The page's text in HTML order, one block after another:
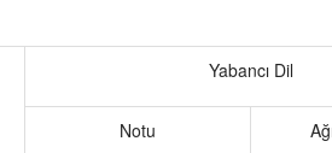
Yabancı Dil
Notu